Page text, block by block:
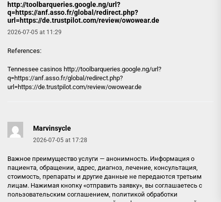
http://toolbarqueries.google.ng/url?
q=https://anf.asso.fr/global/redirect.php?
url=https://de.trustpilot.com/review/owowear.de
2026-07-05 at 11:29
References:
Tennessee casinos http://toolbarqueries.google.ng/url?
q=https://anf.asso.fr/global/redirect.php?
url=https://de.trustpilot.com/review/owowear.de
Marvinsycle
2026-07-05 at 17:28
Важное преимущество услуги — анонимность. Информация о
пациента, обращении, адрес, диагноз, лечение, консультация,
стоимость, препараты и другие данные не передаются третьим
лицам. Нажимая кнопку «отправить заявку», вы соглашаетесь с
пользовательским соглашением, политикой обработки